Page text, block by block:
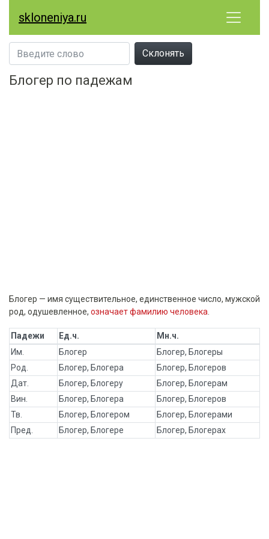
skloneniya.ru
Склонять
Блогер по падежам
Блогер — имя существительное, единственное число, мужской
род, одушевленное, означает фамилию человека
Падежи Ед.ч.
Мн.ч.
Им.
Блогер
Блогер, Блогеры
Род.
Блогер, Блогера
Блогер, Блогеров
Дат.
Блогер, Блогеру
Блогер, Блогерам
Вин.
Блогер, Блогера
Блогер, Блогеров
Тв.
Блогер, Блогером
Блогер, Блогерами
Пред.
Блогер, Блогере Блогер, Блогерах